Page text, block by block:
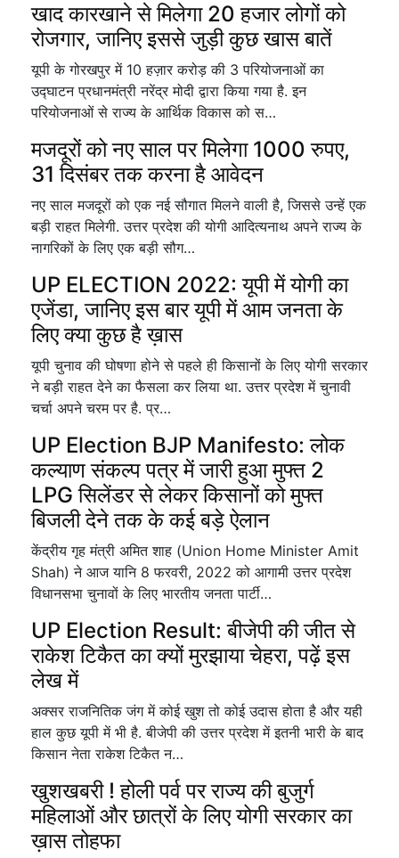
खाद कारखाने से मिलेगा 20 हजार लोगों को
रोजगार, जानिए इससे जुड़ी कुछ खास बातें
यूपी के गोरखपुर में 10 हज़ार करोड़ की 3 परियोजनाओं का
उद्घाटन प्रधानमंत्री नरेंद्र मोदी द्वारा किया गया है. इन
परियोजनाओं से राज्य के आर्थिक विकास को स…
मजदूरों को नए साल पर मिलेगा 1000 रुपए,
31 दिसंबर तक करना है आवेदन
नए साल मजदूरों को एक नई सौगात मिलने वाली है, जिससे उन्हें एक
बड़ी राहत मिलेगी. उत्तर प्रदेश की योगी आदित्यनाथ अपने राज्य के
नागरिकों के लिए एक बड़ी सौग…
UP ELECTION 2022: यूपी में योगी का
एजेंडा, जानिए इस बार यूपी में आम जनता के
लिए क्या कुछ है ख़ास
यूपी चुनाव की घोषणा होने से पहले ही किसानों के लिए योगी सरकार
ने बड़ी राहत देने का फैसला कर लिया था. उत्तर प्रदेश में चुनावी
चर्चा अपने चरम पर है. प्र…
UP Election BJP Manifesto: लोक
कल्याण संकल्प पत्र में जारी हुआ मुफ्त 2
LPG सिलेंडर से लेकर किसानों को मुफ्त
बिजली देने तक के कई बड़े ऐलान
केंद्रीय गृह मंत्री अमित शाह (Union Home Minister Amit
Shah) ने आज यानि 8 फरवरी, 2022 को आगामी उत्तर प्रदेश
विधानसभा चुनावों के लिए भारतीय जनता पार्टी…
UP Election Result: बीजेपी की जीत से
राकेश टिकैत का क्यों मुरझाया चेहरा, पढ़ें इस
लेख में
अक्सर राजनितिक जंग में कोई खुश तो कोई उदास होता है और यही
हाल कुछ यूपी में भी है. बीजेपी की उत्तर प्रदेश में इतनी भारी के बाद
किसान नेता राकेश टिकैत न…
खुशखबरी ! होली पर्व पर राज्य की बुजुर्ग
महिलाओं और छात्रों के लिए योगी सरकार का
ख़ास तोहफा